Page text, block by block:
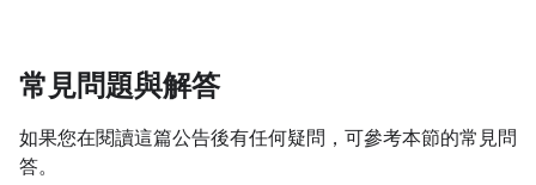
常見問題與解答
如果您在閱讀這篇公告後有任何疑問，可參考本節的常見問
答。